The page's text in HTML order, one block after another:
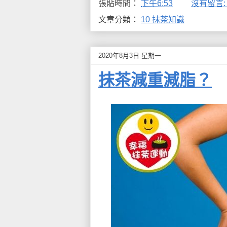
張貼時間： 下午6:53
沒有留言:
文章分類： 10 抹茶知識
2020年8月3日 星期一
抹茶減重減脂？